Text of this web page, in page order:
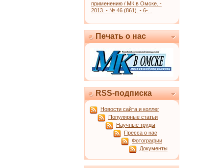
применению / МК в Омске. -
2013. - № 46 (861). - 6-...
Печать о нас
RSS-подписка
Новости сайта и коллег
Популярные статьи
Научные труды
Пресса о нас
Фотографии
Документы